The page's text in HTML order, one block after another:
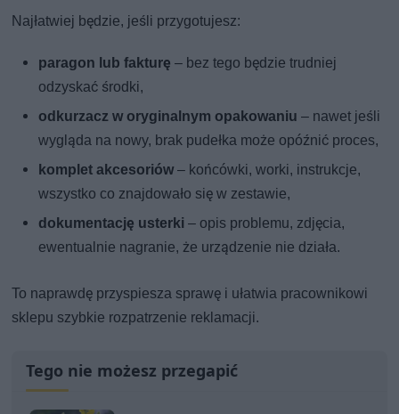
Najłatwiej będzie, jeśli przygotujesz:
paragon lub fakturę – bez tego będzie trudniej
odzyskać środki,
odkurzacz w oryginalnym opakowaniu – nawet jeśli
wygląda na nowy, brak pudełka może opóźnić proces,
komplet akcesoriów – końcówki, worki, instrukcje,
wszystko co znajdowało się w zestawie,
dokumentację usterki – opis problemu, zdjęcia,
ewentualnie nagranie, że urządzenie nie działa.
To naprawdę przyspiesza sprawę i ułatwia pracownikowi
sklepu szybkie rozpatrzenie reklamacji.
Tego nie możesz przegapić